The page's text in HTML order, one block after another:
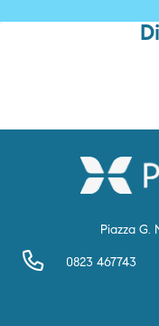
Piazza G.
0823 467743